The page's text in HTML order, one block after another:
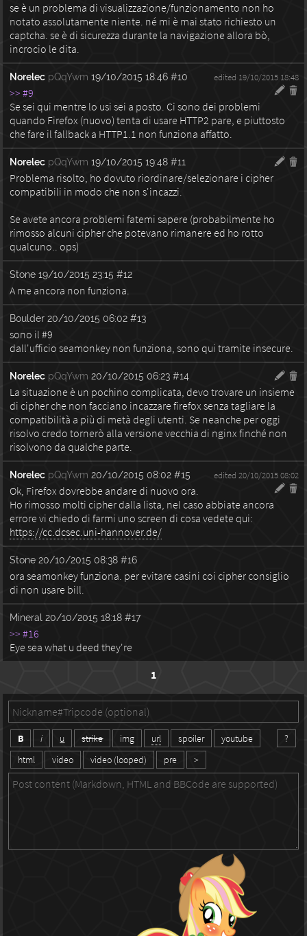
se è un problema di visualizzazione/funzionamento non ho
notato assolutamente niente. né mi è mai stato richiesto un
captcha. se è di sicurezza durante la navigazione allora bò,
incrocio le dita.
Norelec pQqYwm 19/10/2015 18:46 #10 edited 19/10/2015 18:48
>> #9
Se sei qui mentre lo usi sei a posto. Ci sono dei problemi
quando Firefox (nuovo) tenta di usare HTTP2 pare, e piuttosto
che fare il fallback a HTTP1.1 non funziona affatto.
Norelec pQqYwm 19/10/2015 19:48 #11
Problema risolto, ho dovuto riordinare/selezionare i cipher
compatibili in modo che non s'incazzi.
Se avete ancora problemi fatemi sapere (probabilmente ho
rimosso alcuni cipher che potevano rimanere ed ho rotto
qualcuno.. ops)
Stone 19/10/2015 23:15 #12
A me ancora non funziona.
Boulder 20/10/2015 06:02 #13
sono il #9
dall'ufficio seamonkey non funziona, sono qui tramite insecure.
Norelec pQqYwm 20/10/2015 06:23 #14
La situazione è un pochino complicata, devo trovare un insieme
di cipher che non facciano incazzare firefox senza tagliare la
compatibilità a più di metà degli utenti. Se neanche per oggi
risolvo credo tornerò alla versione vecchia di nginx finché non
risolvono da qualche parte.
Norelec pQqYwm 20/10/2015 08:02 #15 edited 20/10/2015 08:02
Ok, Firefox dovrebbe andare di nuovo ora.
Ho rimosso molti cipher dalla lista, nel caso abbiate ancora
errore vi chiedo di farmi uno screen di cosa vedete qui:
https://cc.dcsec.uni-hannover.de/
Stone 20/10/2015 08:38 #16
ora seamonkey funziona. per evitare casini coi cipher consiglio
di non usare bill.
Mineral 20/10/2015 18:18 #17
>> #16
Eye sea what u deed they're
1
?
B i u strike img url spoiler
youtube
html
video video (looped) pre >